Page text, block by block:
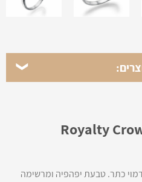
כתר. טבעת יפהפיה ומרשימה